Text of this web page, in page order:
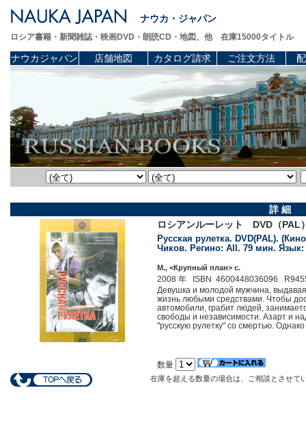
ナウカ・ジャパン
ロシア書籍・新聞雑誌・映画DVD・朗読CD・地図、他 在庫15000タイトル
ナウカジャパン 店舗地図 カタログ請求 ご注文方法
詳 細
ロシアンルーレット DVD（
Русская рулетка. DVD(PAL).
Чиков. Регино: All. 79 мин. Язык:
М., <Крупный план> c.
2008 年 ISBN 4600448036096
Девушка и молодой мужчина,
жизнь любыми средствами. Чтобы
автомобили, грабит людей,
свободы и независимости. Азарт и
"русскую рулетку" со смертью.
数量
在庫を超える数量の場合は、ご相談とさせて